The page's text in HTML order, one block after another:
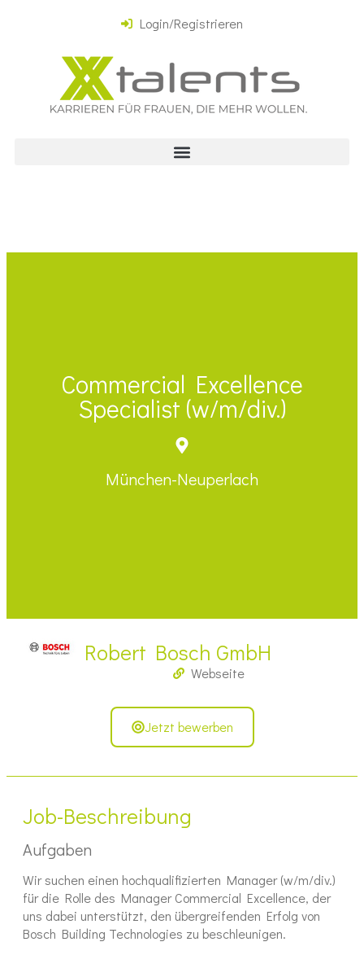
Login/Registrieren
Commercial Excellence
Specialist (w/m/div.)
München-Neuperlach
Robert Bosch GmbH
Webseite
Jetzt bewerben
Job-Beschreibung
Aufgaben
Wir suchen einen hochqualifizierten Manager (w/m/div.)
für die Rolle des Manager Commercial Excellence, der
uns dabei unterstützt, den übergreifenden Erfolg von
Bosch Building Technologies zu beschleunigen.